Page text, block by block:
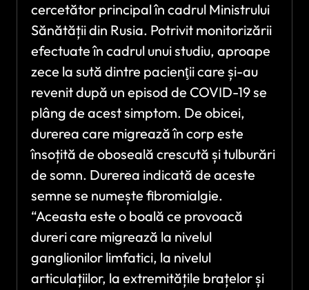
cercetător principal în cadrul Ministrului
Sănătății din Rusia. Potrivit monitorizării
efectuate în cadrul unui studiu, aproape
zece la sută dintre pacienţii care și-au
revenit după un episod de COVID-19 se
plâng de acest simptom. De obicei,
durerea care migrează în corp este
însoțită de oboseală crescută și tulburări
de somn. Durerea indicată de aceste
semne se numește fibromialgie.
“Aceasta este o boală ce provoacă
dureri care migrează la nivelul
ganglionilor limfatici, la nivelul
articulațiilor, la extremitățile brațelor și